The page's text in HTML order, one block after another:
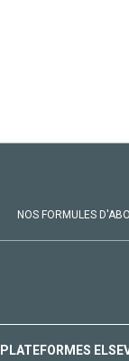
NOS FORMULES
PLATEFORMES